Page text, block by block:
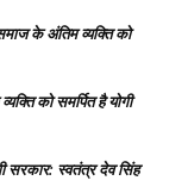
के अंतिम व्यक्ति को
को समर्पित है योगी
सरकार: स्वतंत्र देव सिंह